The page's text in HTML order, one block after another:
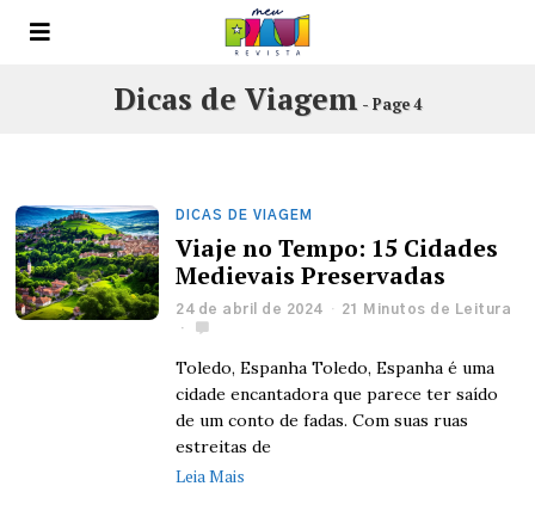
Dicas de Viagem- Page 4
DICAS DE VIAGEM
Viaje no Tempo: 15 Cidades
Medievais Preservadas
24 de abril de 2024 21 Minutos de Leitura
Toledo, Espanha Toledo, Espanha é uma
cidade encantadora que parece ter saído
de um conto de fadas. Com suas ruas
estreitas de
Leia Mais